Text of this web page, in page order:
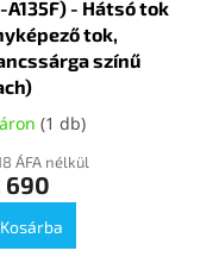
A135F) - Hátsó tok
tok,
színű
(1 db)
ÁFA nélkül
690
Kosárba